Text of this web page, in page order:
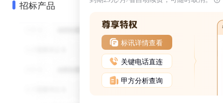
招标产品
标讯详情查看
关键电话直连
甲方分析查询